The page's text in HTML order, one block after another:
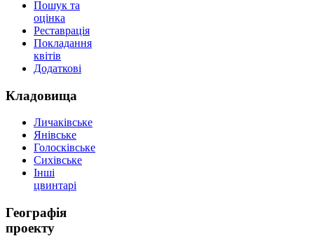
Пошук та
оцінка
Реставрація
Покладання
квітів
Додаткові
Кладовища
Личаківське
Янівське
Голосківське
Сихівське
Інші
цвинтарі
Географія
проекту